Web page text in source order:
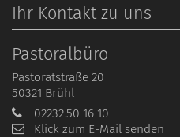
Ihr Kontakt zu uns
Pastoralbüro
Pastoratstraße 20
50321 Brühl
02232.50 16 10
Klick zum E-Mail senden